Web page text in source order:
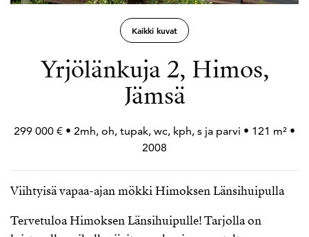
Kaikki kuvat
Yrjölänkuja 2, Himos,
Jämsä
299 000 € • 2mh, oh, tupak, wc, kph, s ja parvi • 121 m² •
2008
Viihtyisä vapaa-ajan mökki Himoksen Länsihuipulla
Tervetuloa Himoksen Länsihuipulle! Tarjolla on